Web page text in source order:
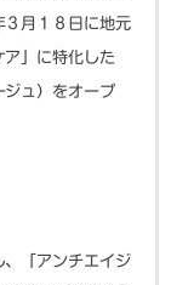
３月１８日に地元
」に特化した
ュ）をオープ
、「アンチエイジ